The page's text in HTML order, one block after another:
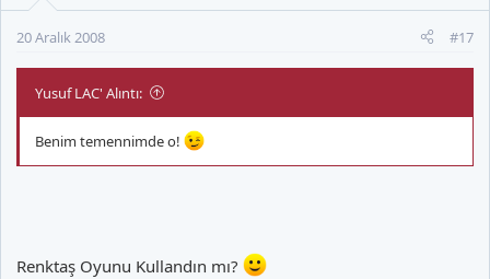
20 Aralık 2008 #17
Yusuf LAC' Alıntı:
Benim temennimde o!
Renktaş Oyunu Kullandın mı?